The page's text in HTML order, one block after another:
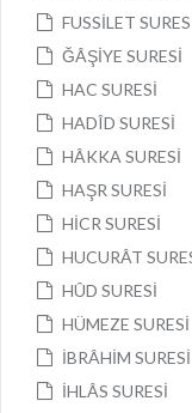
FUSSİLET
ĞÂŞİYE SURESİ
HAC SURESİ
HADÎD SURESİ
HÂKKA SURESİ
HAŞR SURESİ
HİCR SURESİ
HUCURÂT
HÛD SURESİ
HÜMEZE SURESİ
İBRÂHİM SURESİ
İHLÂS SURESİ